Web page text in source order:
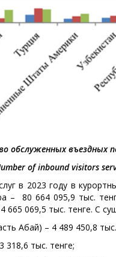
обслуженных въездных
of inbound visitors
в 2023 году в
– 80 664 095,9 тыс.
665 069,5 тыс. тенге. С
Абай) – 4 489 450,8
318,6 тыс. тенге;